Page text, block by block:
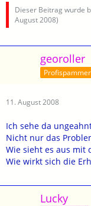
Dieser Beitrag wurde
August 2008)
georoller
Profispammer
11. August 2008
Ich sehe da
Nicht nur das
Wie sieht es aus mit
Wie wirkt sich die
Lucky